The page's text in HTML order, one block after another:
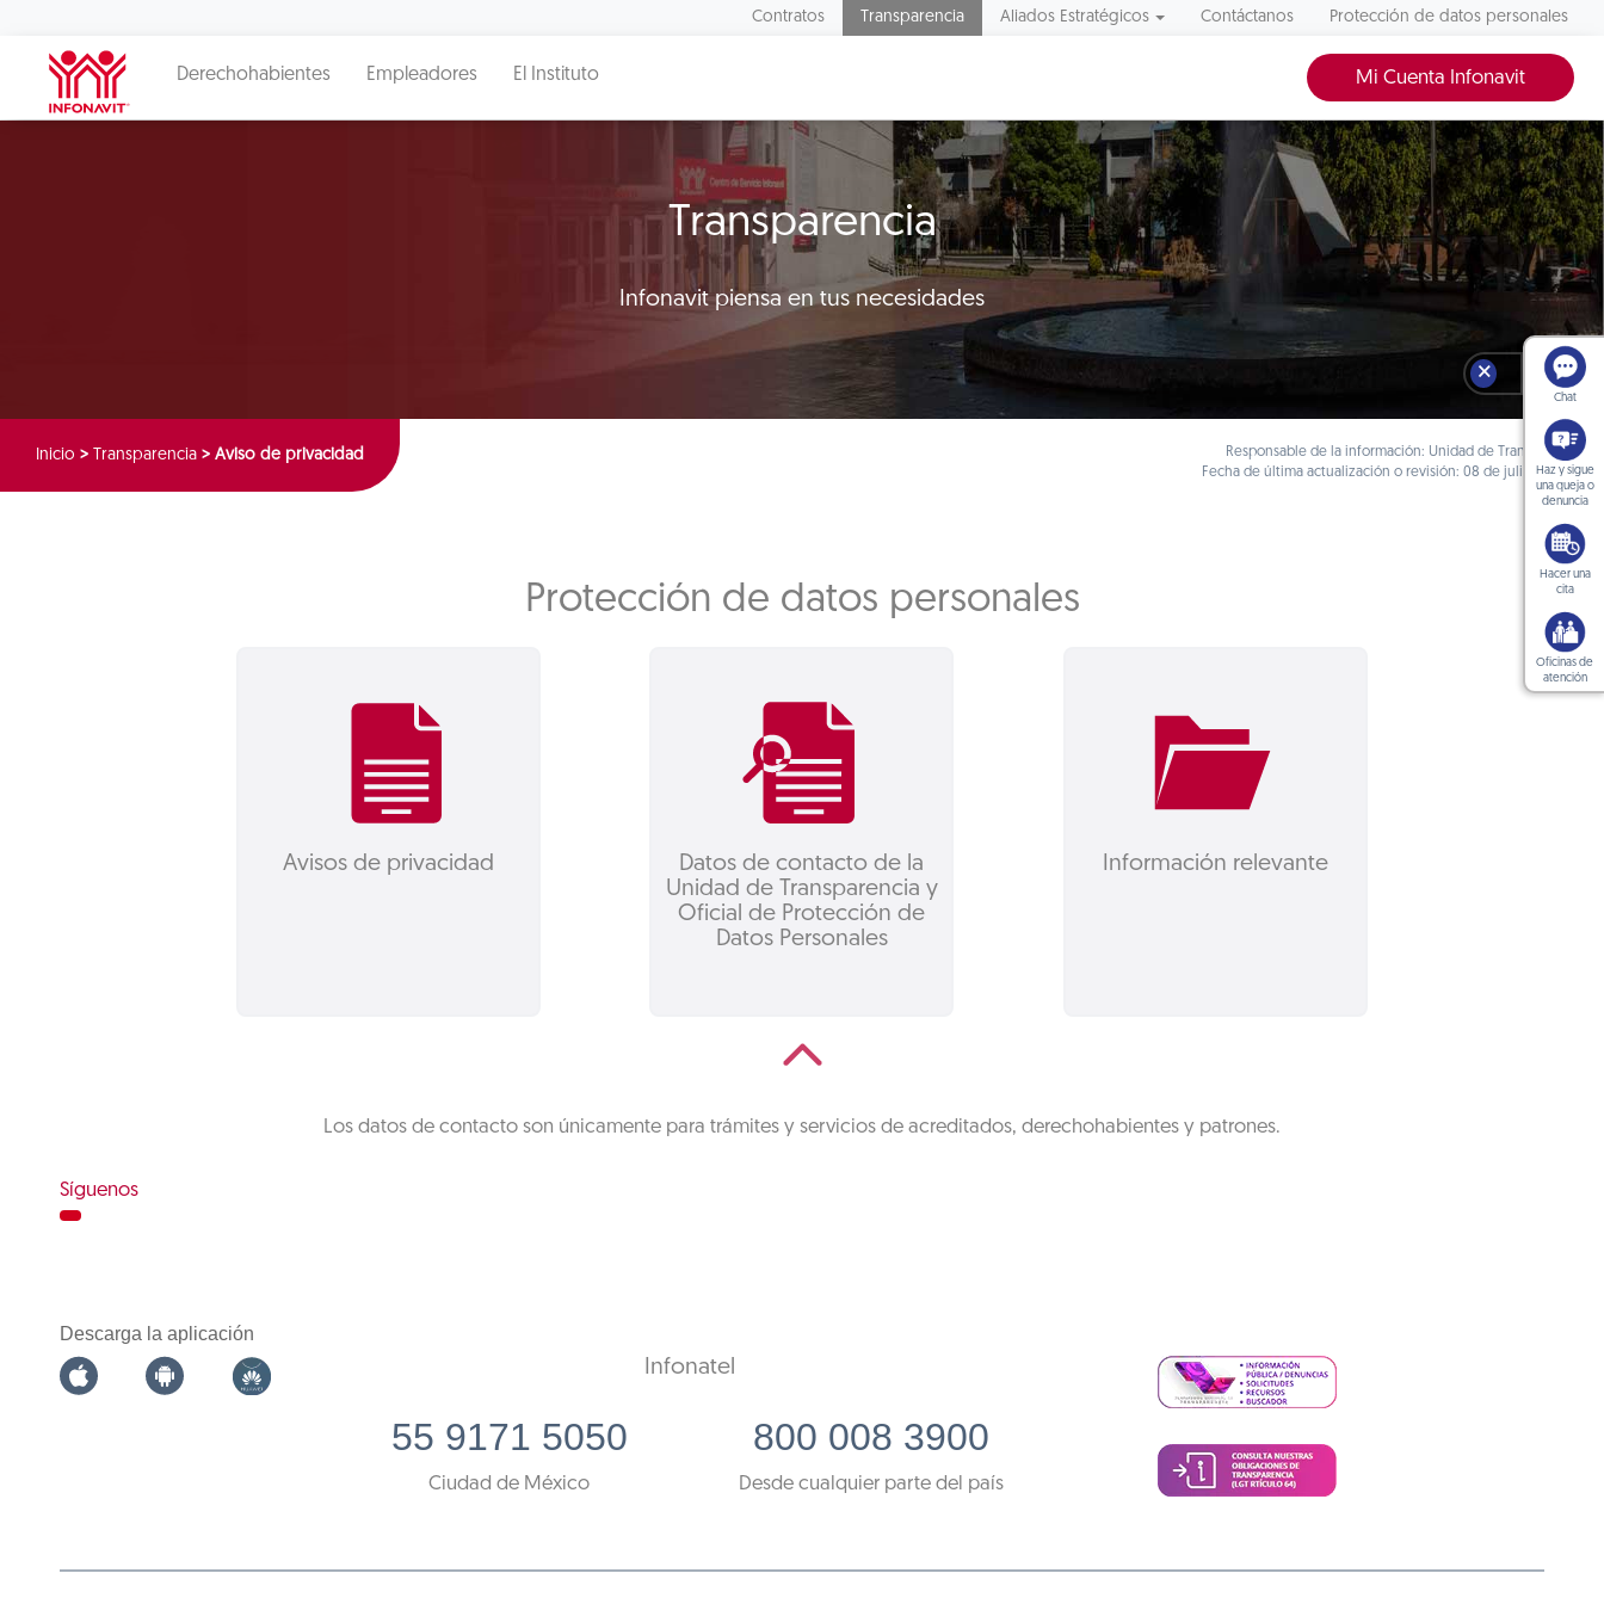
Contratos Transparencia Aliados Estratégicos Contáctanos Protección de datos personales
Derechohabientes Empleadores El Instituto Mi Cuenta Infonavit
Transparencia
Infonavit piensa en tus necesidades
Inicio > Transparencia > Aviso de privacidad
Responsable de la información: Unidad de Transparencia
Fecha de última actualización o revisión: 08 de julio de 2026
Protección de datos personales
Avisos de privacidad
Datos de contacto de la
Unidad de Transparencia y
Oficial de Protección de
Datos Personales
Información relevante
Los datos de contacto son únicamente para trámites y servicios de acreditados, derechohabientes y patrones.
Síguenos
Descarga la aplicación
Infonatel
55 9171 5050
Ciudad de México
800 008 3900
Desde cualquier parte del país
🗙
Chat
Haz y sigue
una queja o
denuncia
Hacer una
cita
Oficinas de
atención